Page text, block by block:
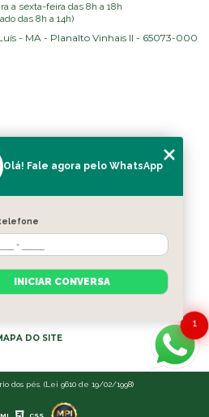
a sexta-feira das 8h a 18h
das 8h a 14h)
- MA - Planalto Vinhais II - 65073-000
SOBRE NÓS
BLOG
CONTATO
MAPA DO SITE
dos pés. (Lei 9610 de 19/02/1998)
CSS
1
Olá! Fale agora pelo WhatsApp
INICIAR CONVERSA